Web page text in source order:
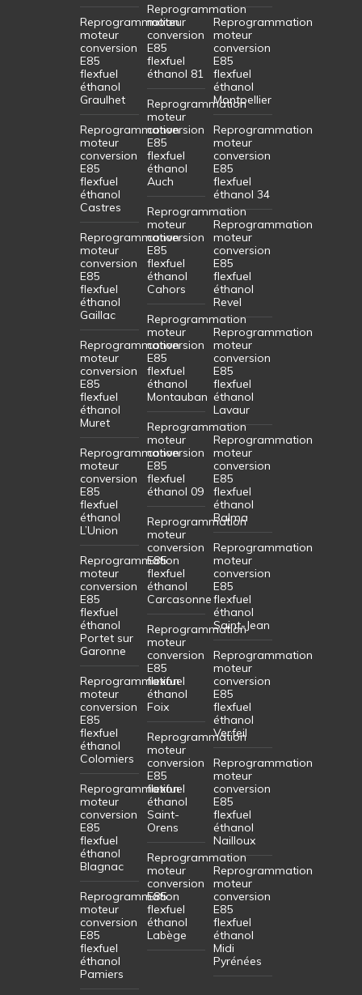
Reprogrammation
moteur
conversion
E85
flexfuel
éthanol
Graulhet
Reprogrammation
moteur
conversion
E85
flexfuel
éthanol
Castres
Reprogrammation
moteur
conversion
E85
flexfuel
éthanol
Gaillac
Reprogrammation
moteur
conversion
E85
flexfuel
éthanol
Muret
Reprogrammation
moteur
conversion
E85
flexfuel
éthanol
L’Union
Reprogrammation
moteur
conversion
E85
flexfuel
éthanol
Portet sur
Garonne
Reprogrammation
moteur
conversion
E85
flexfuel
éthanol
Colomiers
Reprogrammation
moteur
conversion
E85
flexfuel
éthanol
Blagnac
Reprogrammation
moteur
conversion
E85
flexfuel
éthanol
Pamiers
Reprogrammation
moteur
conversion
E85
flexfuel
éthanol 81
Reprogrammation
moteur
conversion
E85
flexfuel
éthanol
Auch
Reprogrammation
moteur
conversion
E85
flexfuel
éthanol
Cahors
Reprogrammation
moteur
conversion
E85
flexfuel
éthanol
Montauban
Reprogrammation
moteur
conversion
E85
flexfuel
éthanol 09
Reprogrammation
moteur
conversion
E85
flexfuel
éthanol
Carcasonne
Reprogrammation
moteur
conversion
E85
flexfuel
éthanol
Foix
Reprogrammation
moteur
conversion
E85
flexfuel
éthanol
Saint-
Orens
Reprogrammation
moteur
conversion
E85
flexfuel
éthanol
Labège
Reprogrammation
moteur
conversion
E85
flexfuel
éthanol
Montpellier
Reprogrammation
moteur
conversion
E85
flexfuel
éthanol 34
Reprogrammation
moteur
conversion
E85
flexfuel
éthanol
Revel
Reprogrammation
moteur
conversion
E85
flexfuel
éthanol
Lavaur
Reprogrammation
moteur
conversion
E85
flexfuel
éthanol
Balma
Reprogrammation
moteur
conversion
E85
flexfuel
éthanol
Saint-Jean
Reprogrammation
moteur
conversion
E85
flexfuel
éthanol
Verfeil
Reprogrammation
moteur
conversion
E85
flexfuel
éthanol
Nailloux
Reprogrammation
moteur
conversion
E85
flexfuel
éthanol
Midi
Pyrénées